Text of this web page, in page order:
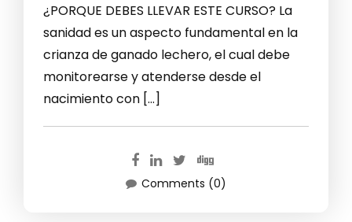
¿PORQUE DEBES LLEVAR ESTE CURSO? La
sanidad es un aspecto fundamental en la
crianza de ganado lechero, el cual debe
monitorearse y atenderse desde el
nacimiento con […]
Comments (0)